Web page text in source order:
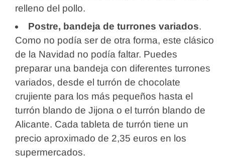
relleno del pollo.
Postre, bandeja de turrones variados.
Como no podía ser de otra forma, este clásico
de la Navidad no podía faltar. Puedes
preparar una bandeja con diferentes turrones
variados, desde el turrón de chocolate
crujiente para los más pequeños hasta el
turrón blando de Jijona o el turrón blando de
Alicante. Cada tableta de turrón tiene un
precio aproximado de 2,35 euros en los
supermercados.